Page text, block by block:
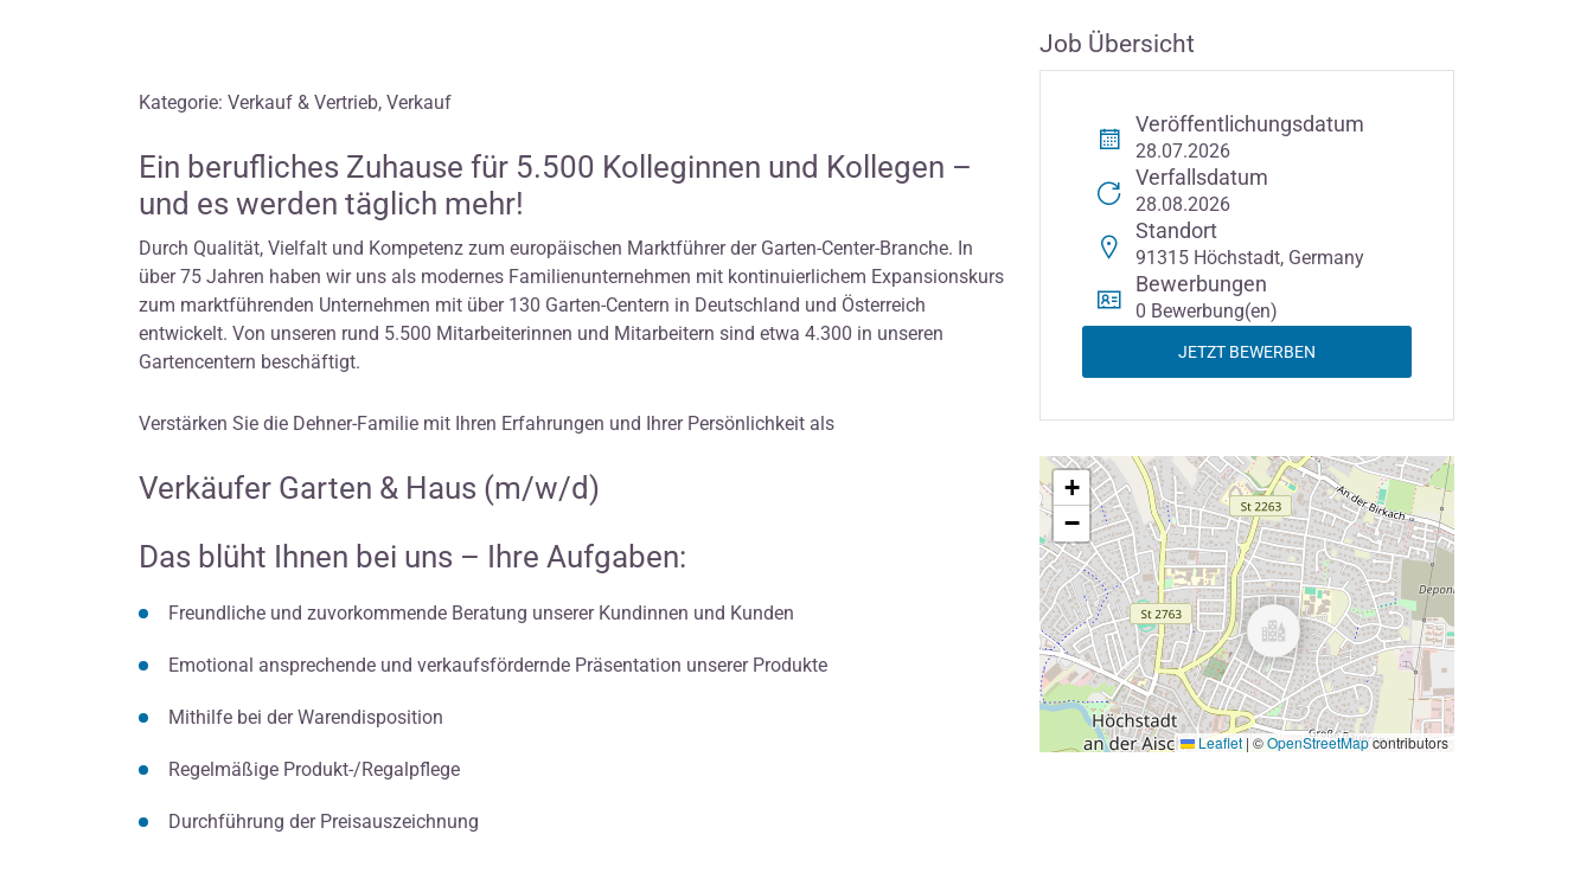
Kategorie: Verkauf & Vertrieb, Verkauf
Ein berufliches Zuhause für 5.500 Kolleginnen und Kollegen –
und es werden täglich mehr!
Durch Qualität, Vielfalt und Kompetenz zum europäischen Marktführer der Garten-Center-Branche. In
über 75 Jahren haben wir uns als modernes Familienunternehmen mit kontinuierlichem Expansionskurs
zum marktführenden Unternehmen mit über 130 Garten-Centern in Deutschland und Österreich
entwickelt. Von unseren rund 5.500 Mitarbeiterinnen und Mitarbeitern sind etwa 4.300 in unseren
Gartencentern beschäftigt.
Verstärken Sie die Dehner-Familie mit Ihren Erfahrungen und Ihrer Persönlichkeit als
Verkäufer Garten & Haus (m/w/d)
Das blüht Ihnen bei uns – Ihre Aufgaben:
Freundliche und zuvorkommende Beratung unserer Kundinnen und Kunden
Emotional ansprechende und verkaufsfördernde Präsentation unserer Produkte
Mithilfe bei der Warendisposition
Regelmäßige Produkt-/Regalpflege
Durchführung der Preisauszeichnung
Job Übersicht
Veröffentlichungsdatum
28.07.2026
Verfallsdatum
28.08.2026
Standort
91315 Höchstadt, Germany
Bewerbungen
0 Bewerbung(en)
JETZT BEWERBEN
+
−
Leaflet | ©OpenStreetMapcontributors